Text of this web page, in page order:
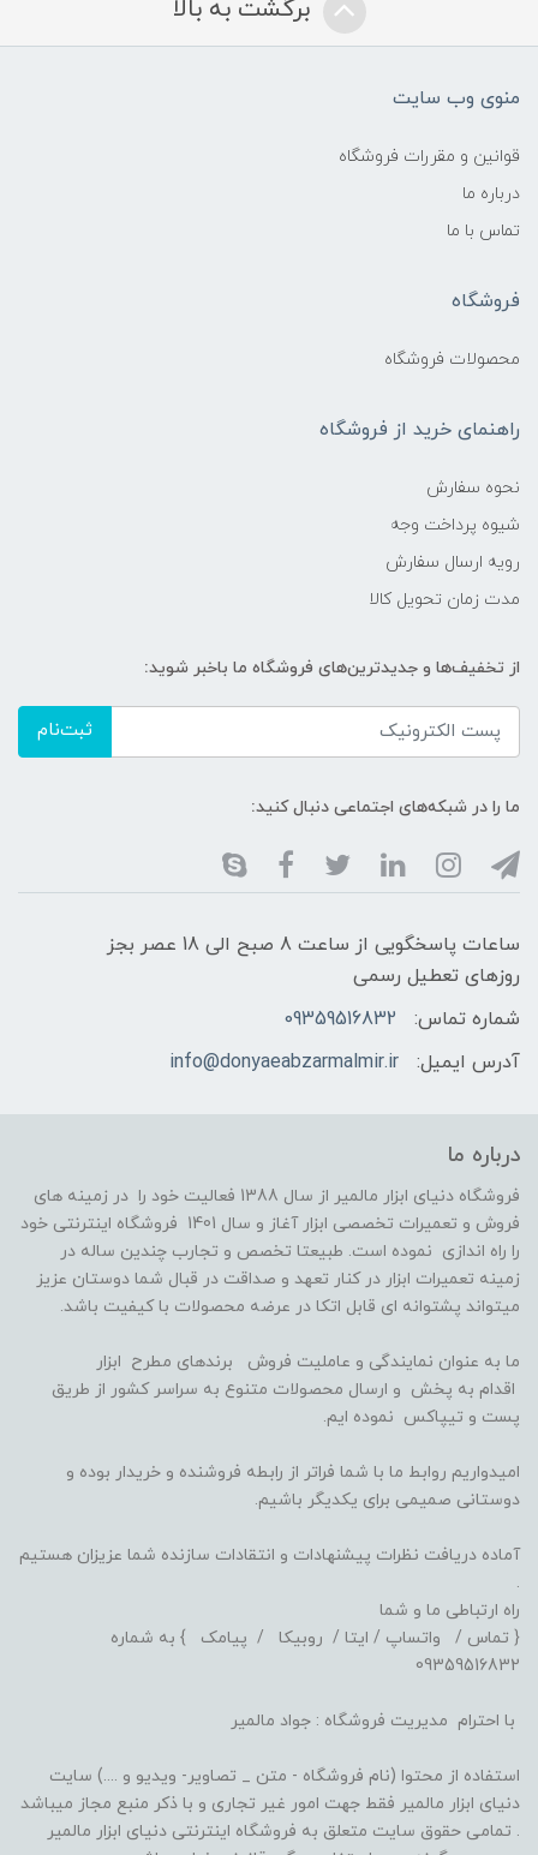
برگشت به بالا
منوی وب سایت
قوانین و مقررات فروشگاه
درباره ما
تماس با ما
فروشگاه
محصولات فروشگاه
راهنمای خرید از فروشگاه
نحوه سفارش
شیوه پرداخت وجه
رویه ارسال سفارش
مدت زمان تحویل کالا
از تخفیف‌ها و جدیدترین‌های فروشگاه ما باخبر شوید:
ثبت‌نام
ما را در شبکه‌های اجتماعی دنبال کنید:
ساعات پاسخگویی از ساعت 8 صبح الی 18 عصر بجز
روزهای تعطیل رسمی
شماره تماس:
09359516832
آدرس ایمیل:
info@donyaeabzarmalmir.ir
درباره ما
فروشگاه دنیای ابزار مالمیر از سال 1388 فعالیت خود را در زمینه های
فروش و تعمیرات تخصصی ابزار آغاز و سال 1401 فروشگاه اینترنتی خود
را راه اندازی نموده است. طبیعتا تخصص و تجارب چندین ساله در
زمینه تعمیرات ابزار در کنار تعهد و صداقت در قبال شما دوستان عزیز
میتواند پشتوانه ای قابل اتکا در عرضه محصولات با کیفیت باشد.
ما به عنوان نمایندگی و عاملیت فروش برندهای مطرح ابزار
اقدام به پخش و ارسال محصولات متنوع به سراسر کشور از طریق
پست و تیپاکس نموده ایم.
امیدواریم روابط ما با شما فراتر از رابطه فروشنده و خریدار بوده و
دوستانی صمیمی برای یکدیگر باشیم.
آماده دریافت نظرات پیشنهادات و انتقادات سازنده شما عزیزان هستیم
.
راه ارتباطی ما و شما
{ تماس / واتساپ / ایتا / روبیکا / پیامک } به شماره
09359516832
با احترام مدیریت فروشگاه : جواد مالمیر
استفاده از محتوا (نام فروشگاه - متن _ تصاویر- ویدیو و ....) سایت
دنیای ابزار مالمیر فقط جهت امور غیر تجاری و با ذکر منبع مجاز میباشد
. تمامی حقوق سایت متعلق به فروشگاه اینترنتی دنیای ابزار مالمیر